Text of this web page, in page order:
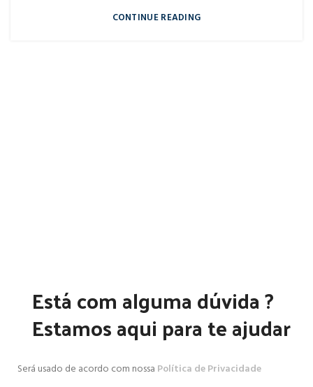
CONTINUE READING
Está com alguma dúvida ?
Estamos aqui para te ajudar
Será usado de acordo com nossa Política de Privacidade